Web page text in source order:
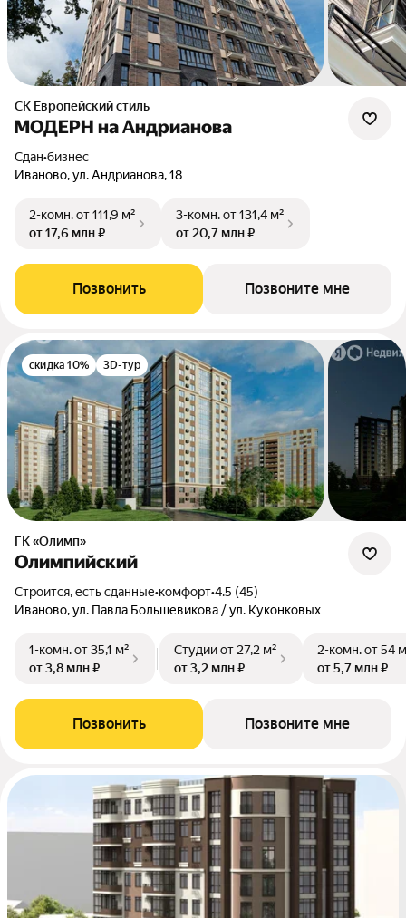
СК Европейский стиль
МОДЕРН на Андрианова
Сдан•бизнес
Иваново, ул. Андрианова, 18
2-комн.от 111,9 м²
от 17,6 млн ₽
3-комн.от 131,4 м²
от 20,7 млн ₽
Позвонить Позвоните мне
скидка 10% 3D-тур
ГК «Олимп»
Олимпийский
Строится, есть сданные•комфорт•4.5 (45)
Иваново, ул. Павла Большевикова / ул. Куконковых
1-комн.от 35,1 м²
от 3,8 млн ₽
Студииот 27,2 м²
от 3,2 млн ₽
2-комн.от 54
от 5,7 млн ₽
Позвонить Позвоните мне